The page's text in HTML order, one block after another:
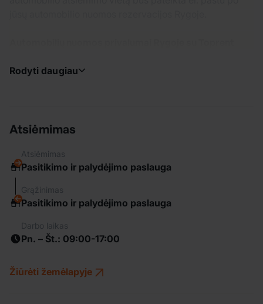
Rodyti daugiau
Atsiėmimas
Atsiėmimas
Pasitikimo ir palydėjimo paslauga
Grąžinimas
Pasitikimo ir palydėjimo paslauga
Darbo laikas
Pn. – Št.: 09:00-17:00
Žiūrėti žemėlapyje